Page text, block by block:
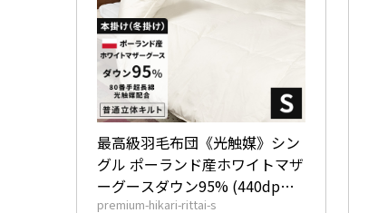
最高級羽毛布団《光触媒》シン
グル ポーランド産ホワイトマザ
ーグースダウン95% (440dp以
上) 羽毛量1.3kg 【6つ星プレミ
premium-hikari-rittai-s